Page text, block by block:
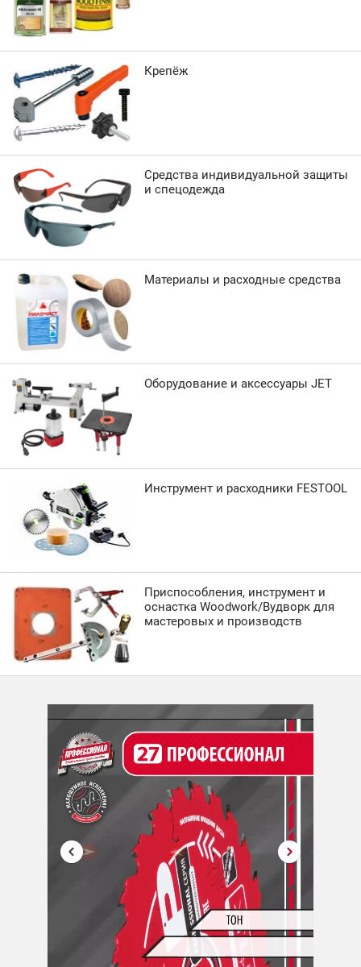
Крепёж
Средства индивидуальной защиты
и спецодежда
Материалы и расходные средства
Оборудование и аксессуары JET
Инструмент и расходники FESTOOL
Приспособления, инструмент и
оснастка Woodwork/Вудворк для
мастеровых и производств